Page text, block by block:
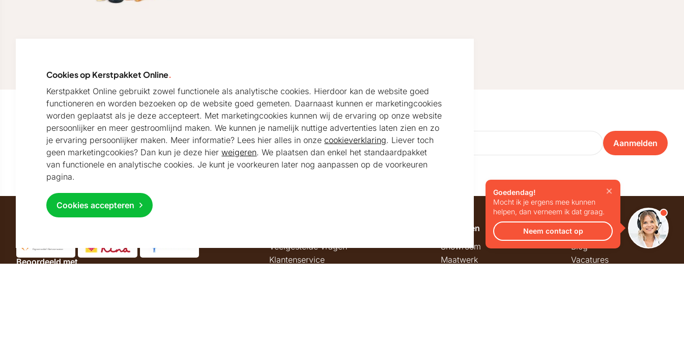
Onze nieuwsbrief
Blijf per e-mail op de hoogte van het laatste nieuws
en de sfeervolste kerstpakketten
Aanmelden
Beoordeeld met
Veelgestelde vragen
Klantenservice
Algemeen
Showroom
Maatwerk
Overig
Blog
Vacatures
Goedendag!
Mocht ik je ergens mee kunnen
helpen, dan verneem ik dat graag.
Neem contact op
Cookies op Kerstpakket Online.
Kerstpakket Online gebruikt zowel functionele als analytische cookies. Hierdoor kan de website goed
functioneren en worden bezoeken op de website goed gemeten. Daarnaast kunnen er marketingcookies
worden geplaatst als je deze accepteert. Met marketingcookies kunnen wij de ervaring op onze website
persoonlijker en meer gestroomlijnd maken. We kunnen je namelijk nuttige advertenties laten zien en zo
je ervaring persoonlijker maken. Meer informatie? Lees hier alles in onze cookieverklaring. Liever toch
geen marketingcookies? Dan kun je deze hierweigeren. We plaatsen dan enkel het standaardpakket
van functionele en analytische cookies. Je kunt je voorkeuren later nog aanpassen op de voorkeuren
pagina.
Cookies accepteren